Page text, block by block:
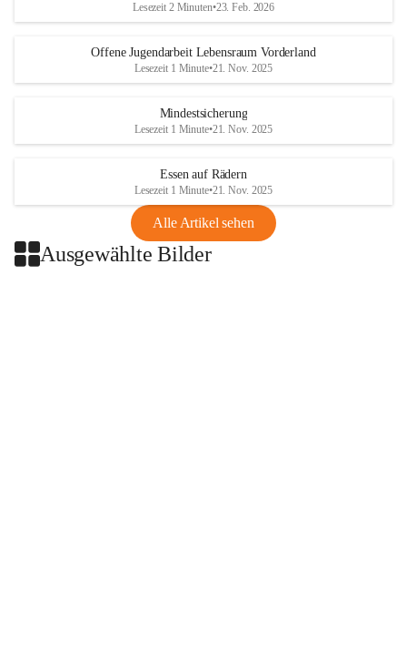
Lesezeit 2 Minuten•23. Feb. 2026
Offene Jugendarbeit Lebensraum Vorderland
Lesezeit 1 Minute•21. Nov. 2025
Mindestsicherung
Lesezeit 1 Minute•21. Nov. 2025
Essen auf Rädern
Lesezeit 1 Minute•21. Nov. 2025
Alle Artikel sehen
Ausgewählte Bilder